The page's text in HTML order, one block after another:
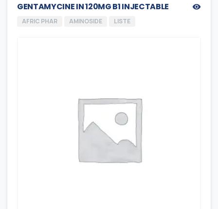
GENTAMYCINE IN 120MG B1 INJECTABLE
AFRIC PHAR AMINOSIDE LISTE